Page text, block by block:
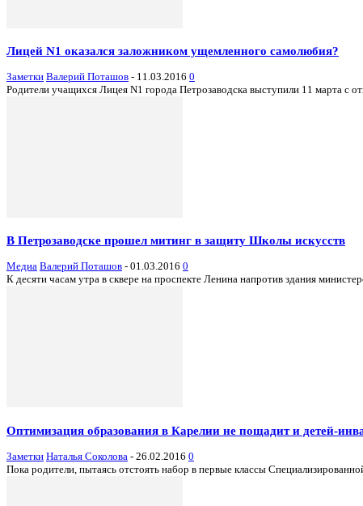
Лицей N1 оказался заложником ущемленного самолюбия?
Заметки Валерий Поташов - 11.03.2016 0
Родители учащихся Лицея N1 города Петрозаводска выступили 11 марта с
В Петрозаводске прошел митинг в защиту Школы искусств
Медиа Валерий Поташов - 01.03.2016 0
К десяти часам утра в сквере на проспекте Ленина напротив здания
Оптимизация образования в Карелии не пощадит и детей-
Заметки Наталья Соколова - 26.02.2016 0
Пока родители, пытаясь отстоять набор в первые классы